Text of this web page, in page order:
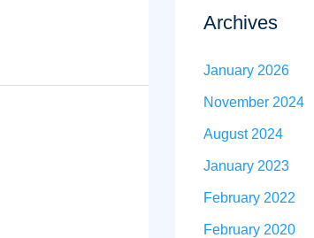
Archives
January 2026
November 2024
August 2024
January 2023
February 2022
February 2020